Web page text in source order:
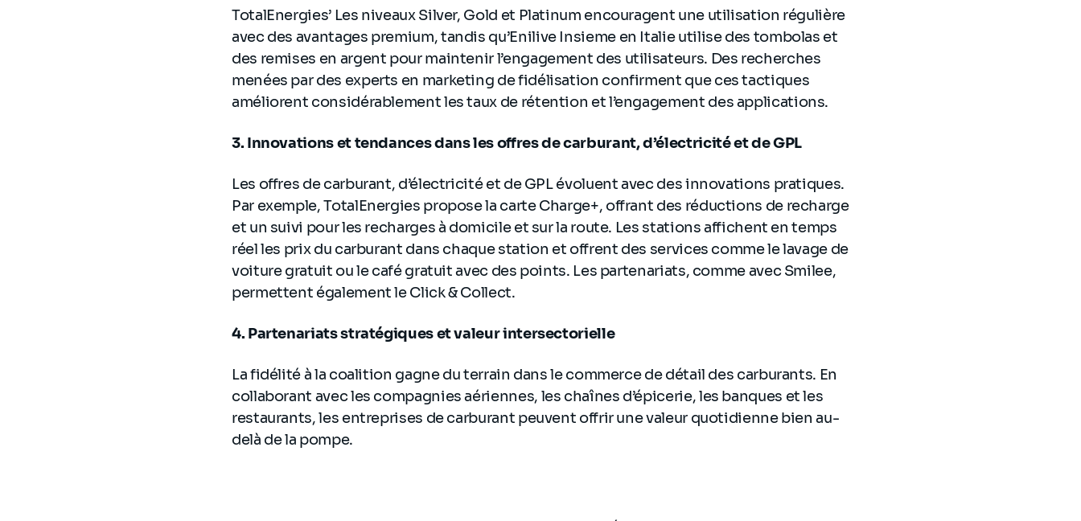
TotalEnergies’ Les niveaux Silver, Gold et Platinum encouragent une utilisation régulière
avec des avantages premium, tandis qu’Enilive Insieme en Italie utilise des tombolas et
des remises en argent pour maintenir l’engagement des utilisateurs. Des recherches
menées par des experts en marketing de fidélisation confirment que ces tactiques
améliorent considérablement les taux de rétention et l’engagement des applications.
3. Innovations et tendances dans les offres de carburant, d’électricité et de GPL
Les offres de carburant, d’électricité et de GPL évoluent avec des innovations pratiques.
Par exemple, TotalEnergies propose la carte Charge+, offrant des réductions de recharge
et un suivi pour les recharges à domicile et sur la route. Les stations affichent en temps
réel les prix du carburant dans chaque station et offrent des services comme le lavage de
voiture gratuit ou le café gratuit avec des points. Les partenariats, comme avec Smilee,
permettent également le Click & Collect.
4. Partenariats stratégiques et valeur intersectorielle
La fidélité à la coalition gagne du terrain dans le commerce de détail des carburants. En
collaborant avec les compagnies aériennes, les chaînes d’épicerie, les banques et les
restaurants, les entreprises de carburant peuvent offrir une valeur quotidienne bien au-
delà de la pompe.